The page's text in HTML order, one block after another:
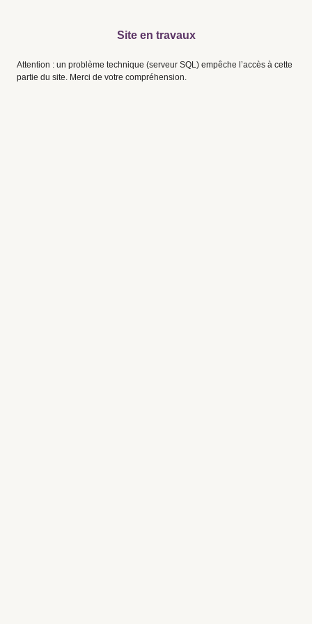
Site en travaux
Attention : un problème technique (serveur SQL) empêche l’accès à cette
partie du site. Merci de votre compréhension.